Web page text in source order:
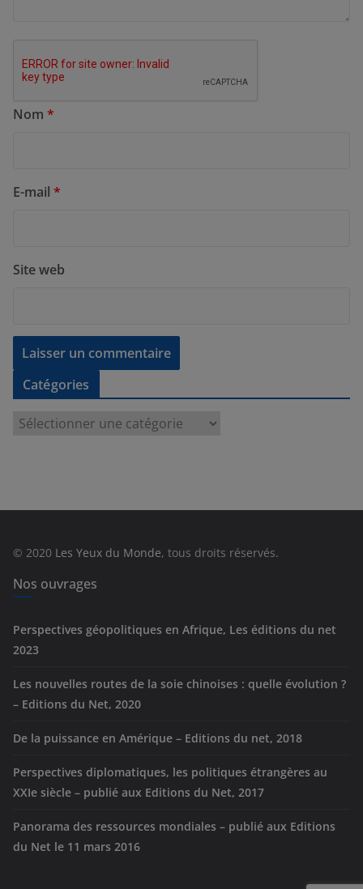
Nom *
E-mail *
Site web
Catégories
e
© 2020 Les Yeux du Monde, tous droits réservés.
Nos ouvrages
Perspectives géopolitiques en Afrique, Les éditions du net
2023
Les nouvelles routes de la soie chinoises : quelle évolution ?
– Editions du Net, 2020
De la puissance en Amérique – Editions du net, 2018
Perspectives diplomatiques, les politiques étrangères au
XXIe siècle – publié aux Editions du Net, 2017
Panorama des ressources mondiales – publié aux Editions
du Net le 11 mars 2016